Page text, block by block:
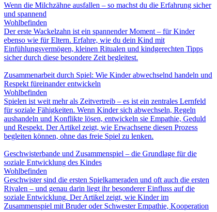
Wenn die Milchzähne ausfallen – so machst du die Erfahrung sicher
und spannend
Wohlbefinden
Der erste Wackelzahn ist ein spannender Moment – für Kinder
ebenso wie für Eltern. Erfahre, wie du dein Kind mit
Einfühlungsvermögen, kleinen Ritualen und kindgerechten Tipps
sicher durch diese besondere Zeit begleitest.
Zusammenarbeit durch Spiel: Wie Kinder abwechselnd handeln und
Respekt füreinander entwickeln
Wohlbefinden
Spielen ist weit mehr als Zeitvertreib – es ist ein zentrales Lernfeld
für soziale Fähigkeiten. Wenn Kinder sich abwechseln, Regeln
aushandeln und Konflikte lösen, entwickeln sie Empathie, Geduld
und Respekt. Der Artikel zeigt, wie Erwachsene diesen Prozess
begleiten können, ohne das freie Spiel zu lenken.
Geschwisterbande und Zusammenspiel – die Grundlage für die
soziale Entwicklung des Kindes
Wohlbefinden
Geschwister sind die ersten Spielkameraden und oft auch die ersten
Rivalen – und genau darin liegt ihr besonderer Einfluss auf die
soziale Entwicklung. Der Artikel zeigt, wie Kinder im
Zusammenspiel mit Bruder oder Schwester Empathie, Kooperation